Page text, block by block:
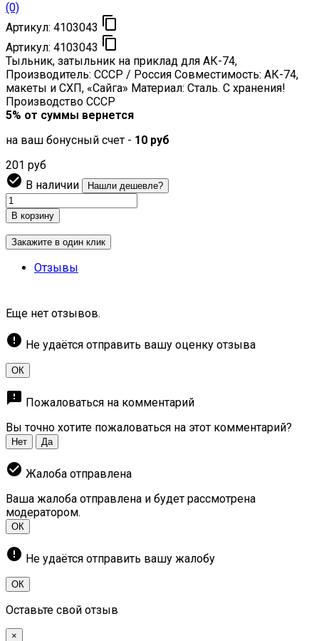
(0)
Артикул: 4103043 
Артикул: 4103043 
Тыльник, затыльник на приклад для АК-74,
Производитель: СССР / Россия Совместимость: АК-74,
макеты и СХП, «Сайга» Материал: Сталь. С хранения!
Производство СССР
5% от суммы вернется
на ваш бонусный счет - 10 руб
201 руб
 В наличии Нашли дешевле?
В корзину
Закажите в один клик
Отзывы
Еще нет отзывов.
error Не удаётся отправить вашу оценку отзыва
ОК
feedback Пожаловаться на комментарий
Вы точно хотите пожаловаться на этот комментарий?
Нет Да
check_circle Жалоба отправлена
Ваша жалоба отправлена и будет рассмотрена
модератором.
ОК
error Не удаётся отправить вашу жалобу
ОК
Оставьте свой отзыв
×